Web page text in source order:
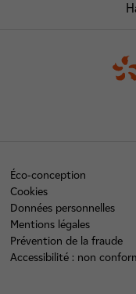
Éco-conception
Cookies
Données personnelles
Mentions légales
Prévention de la fraude
Accessibilité : non